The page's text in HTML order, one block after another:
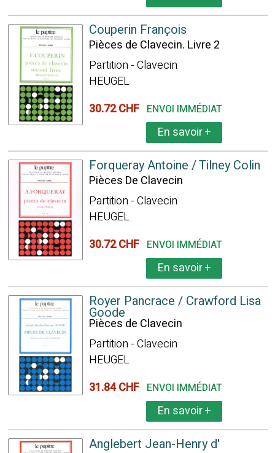
Couperin François
Pièces de Clavecin. Livre 2
Partition - Clavecin
HEUGEL
30.72 CHF ENVOI IMMÉDIAT
En savoir+
Forqueray Antoine / Tilney Colin
Pièces De Clavecin
Partition - Clavecin
HEUGEL
30.72 CHF ENVOI IMMÉDIAT
En savoir+
Royer Pancrace / Crawford Lisa
Goode
Pièces de Clavecin
Partition - Clavecin
HEUGEL
31.84 CHF ENVOI IMMÉDIAT
En savoir+
Anglebert Jean-Henry d'